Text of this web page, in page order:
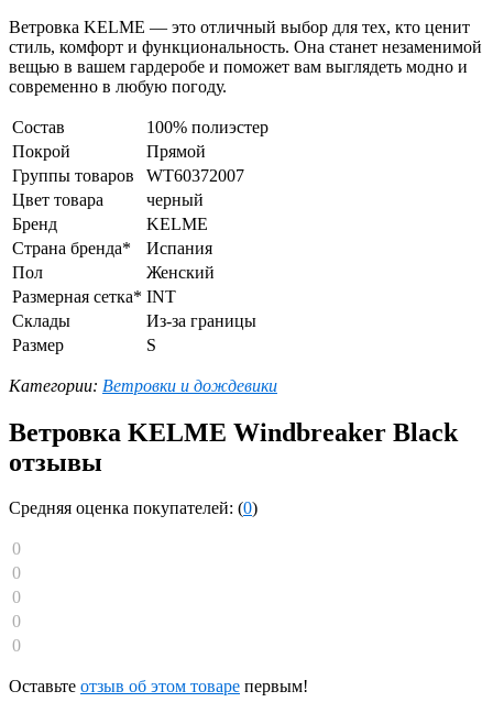
Ветровка KELME — это отличный выбор для тех, кто ценит
стиль, комфорт и функциональность. Она станет незаменимой
вещью в вашем гардеробе и поможет вам выглядеть модно и
современно в любую погоду.
Состав
100% полиэстер
Покрой
Прямой
Группы товаров
WT60372007
Цвет товара
черный
Бренд
KELME
Страна бренда*
Испания
Пол
Женский
Размерная сетка* INT
Склады
Из-за границы
Размер
S
Категории: Ветровки и дождевики
Ветровка KELME Windbreaker Black
отзывы
Средняя оценка покупателей: (0)
0
0
0
0
0
Оставьте отзыв об этом товаре первым!